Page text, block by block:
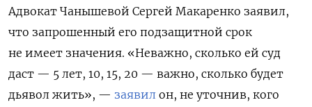
Адвокат Чанышевой Сергей Макаренко заявил,
что запрошенный его подзащитной срок
не имеет значения. «Неважно, сколько ей суд
даст — 5 лет, 10, 15, 20 — важно, сколько будет
дьявол жить», — заявил он, не уточнив, кого